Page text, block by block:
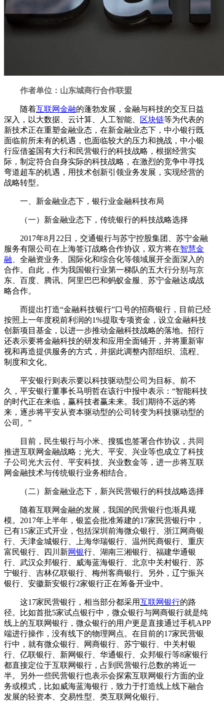
作者单位：山东城商行合作联盟
随着互联网金融的蓬勃发展，金融与科技的交互日益
深入，以大数据、云计算、人工智能、
区块链等为代表的
新技术正在重塑金融业态，在新金融业态下，中小银行既
面临前所未有的机遇，也面临较大的压力和挑战，中小银
行应借鉴国有大行和民营银行的科技战略，根据经营实
际，制定符合自身实际的科技战略，在激烈的竞争中寻找
弯道超车的机遇，用技术创新引领业务发展，实现经营的
战略转型。
一、新金融业态下，银行业金融科技布局
（一）新金融业态下，传统银行的科技战略选择
2017年8月22日，交通银行与苏宁控股集团、苏宁金融
服务有限公司在上海签订战略合作协议，双方将在智慧金
融 、全融资业务、国际化和综合化等领域展开全面深入的
合作。自此，作为我国银行业第一梯队的五大行分别与京
东、百度、腾讯、阿里巴巴和蚂蚁金服、苏宁金融达成战
略合作。
而提出打造“金融科技银行”口号的招商银行，目前已经
按照上一年度税前利润的1%提取专项资金，设立金融科技
创新项目基金，以进一步推动金融科技战略的落地。招行
还表示要将金融科技的研发和应用全面铺开，并将重新审
视和再造提供服务的方式，并据此调整内部组织、流程、
制度和文化。
平安银行则表示要以科技驱动型公司为目标。前不
久，平安银行董事长马明哲在该行中报中表示：“智能科技
的时代正在来临，赢科技者赢未来。我们期待不远的将
来，逐步将平安从资本驱动型的公司转变为科技驱动型的
公司。”
目前，民生银行与小米、搜狐也签署合作协议，共同
推进互联网金融战略；光大、平安、兴业等也成立了科技
子公司光大云付、平安科技、兴业数金等，进一步将互联
网金融技术与传统银行业务相结合。
（二）新金融业态下，新兴民营银行的科技战略选择
随着互联网金融的发展，我国的民营银行也渐具规
模。2017年上半年，银监会批准筹建的17家民营银行中，
已有15家正式开业，包括深圳前海微众银行、浙江网商银
行、天津金城银行、上海华瑞银行、温州民商银行、重庆
富民银行、四川新网银行、湖南三湘银行、福建华通银
行、武汉众邦银行、威海蓝海银行、北京中关村银行、苏
宁银行、吉林亿联银行、梅州客商银行。另外，辽宁振兴
银行、安徽新安银行2家银行正在筹备开业中。
这17家民营银行，相当部分都采用互联网银行的路
径。比如首批5家试点银行中，微众银行与网商银行就是纯
线上的互联网银行，微众银行的用户更是直接通过手机APP
端进行操作，没有线下的物理网点。在目前的17家民营银
行中，就有微众银行、网商银行、苏宁银行、中关村银
行、亿联银行、新网银行、华通银行、众邦银行等8家银行
都直接定位于互联网银行，占到民营银行总数的将近一
半。另外一些民营银行也表示会探索互联网银行方面的业
务或模式，比如威海蓝海银行，致力于打造线上线下融合
发展的轻资本、交易性型、类互联网化银行。